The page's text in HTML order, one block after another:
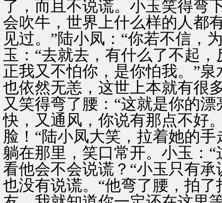
了，而且不说谎。小玉笑得弯
会吹牛，世界上什么样的人都
见过。”陆小凤：“你若不信，
玉：“去就去，有什么了不起
正我又不怕你，是你怕我。”
也依然无恙，这世上本就有很
又笑得弯了腰：“这就是你的
快，又通风，你说有那点不
脸！“陆小凤大笑，拉着她的
躺在那里，笑口常开。小玉：
看他会不会说谎？“小玉只有
也没有说谎。“他弯了腰，拍